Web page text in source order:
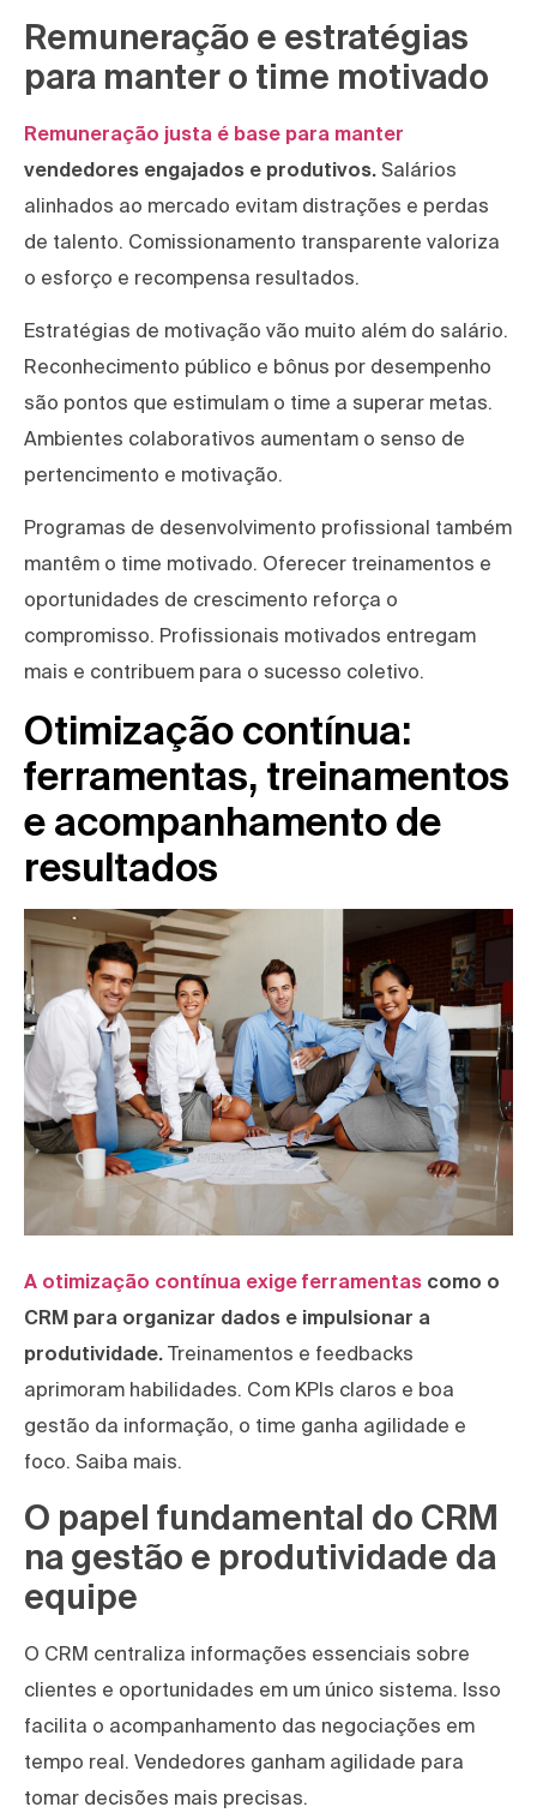
Remuneração e estratégias
para manter o time motivado
Remuneração justa é base para manter
vendedores engajados e produtivos. Salários
alinhados ao mercado evitam distrações e perdas
de talento. Comissionamento transparente valoriza
o esforço e recompensa resultados.
Estratégias de motivação vão muito além do salário.
Reconhecimento público e bônus por desempenho
são pontos que estimulam o time a superar metas.
Ambientes colaborativos aumentam o senso de
pertencimento e motivação.
Programas de desenvolvimento profissional também
mantêm o time motivado. Oferecer treinamentos e
oportunidades de crescimento reforça o
compromisso. Profissionais motivados entregam
mais e contribuem para o sucesso coletivo.
Otimização contínua:
ferramentas, treinamentos
e acompanhamento de
resultados
A otimização contínua exige ferramentas como o
CRM para organizar dados e impulsionar a
produtividade. Treinamentos e feedbacks
aprimoram habilidades. Com KPIs claros e boa
gestão da informação, o time ganha agilidade e
foco. Saiba mais.
O papel fundamental do CRM
na gestão e produtividade da
equipe
O CRM centraliza informações essenciais sobre
clientes e oportunidades em um único sistema. Isso
facilita o acompanhamento das negociações em
tempo real. Vendedores ganham agilidade para
tomar decisões mais precisas.